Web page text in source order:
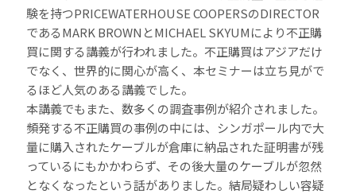
験を持つPRICEWATERHOUSE COOPERSのDIRECTOR
であるMARK BROWNとMICHAEL SKYUMにより不正購
買に関する講義が行われました。不正購買はアジアだけ
でなく、世界的に関心が高く、本セミナーは立ち見がで
るほど人気のある講義でした。
本講義でもまた、数多くの調査事例が紹介されました。
頻発する不正購買の事例の中には、シンガポール内で大
量に購入されたケーブルが倉庫に納品された証明書が残
っているにもかかわらず、その後大量のケーブルが忽然
となくなったという話がありました。結局疑わしい容疑